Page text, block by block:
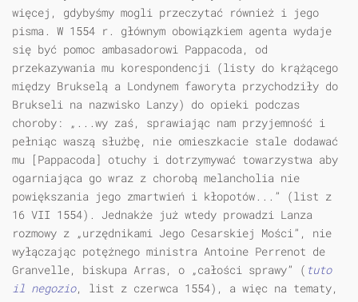
więcej, gdybyśmy mogli przeczytać również i jego
pisma. W 1554 r. głównym obowiązkiem agenta wydaje
się być pomoc ambasadorowi Pappacoda, od
przekazywania mu korespondencji (listy do krążącego
między Brukselą a Londynem faworyta przychodziły do
Brukseli na nazwisko Lanzy) do opieki podczas
choroby: „...wy zaś, sprawiając nam przyjemność i
pełniąc waszą służbę, nie omieszkacie stale dodawać
mu [Pappacoda] otuchy i dotrzymywać towarzystwa aby
ogarniająca go wraz z chorobą melancholia nie
powiększania jego zmartwień i kłopotów...” (list z
16 VII 1554). Jednakże już wtedy prowadzi Lanza
rozmowy z „urzędnikami Jego Cesarskiej Mości”, nie
wyłączając potężnego ministra Antoine Perrenot de
Granvelle, biskupa Arras, o „całości sprawy” ( tuto
il negozio, list z czerwca 1554), a więc na tematy,